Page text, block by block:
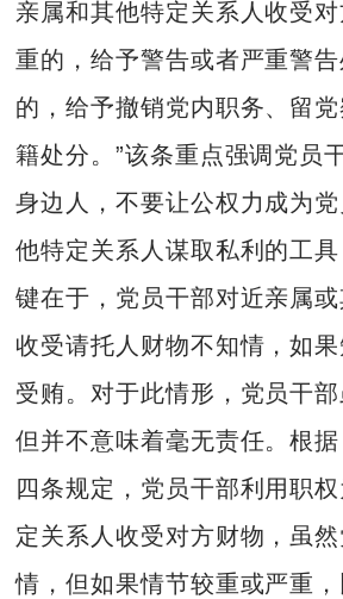
亲属和其他特定关系人收受
重的，给予警告或者严重警
的，给予撤销党内职务、留
籍处分。”该条重点强调党员
身边人，不要让公权力成为
他特定关系人谋取私利的工
键在于，党员干部对近亲属
收受请托人财物不知情，如
受贿。对于此情形，党员干部
但并不意味着毫无责任。根
四条规定，党员干部利用职
定关系人收受对方财物，虽
情，但如果情节较重或严重